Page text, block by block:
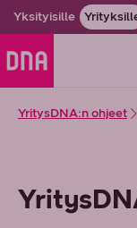
Yksityisille
YritysDNA:n ohjeet